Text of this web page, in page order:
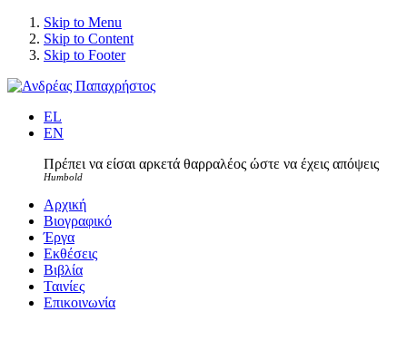
Skip to Menu
Skip to Content
Skip to Footer
EL
EN
Πρέπει να είσαι αρκετά θαρραλέος ώστε να έχεις απόψεις
Humbold
Αρχική
Βιογραφικό
Έργα
Εκθέσεις
Βιβλία
Ταινίες
Επικοινωνία